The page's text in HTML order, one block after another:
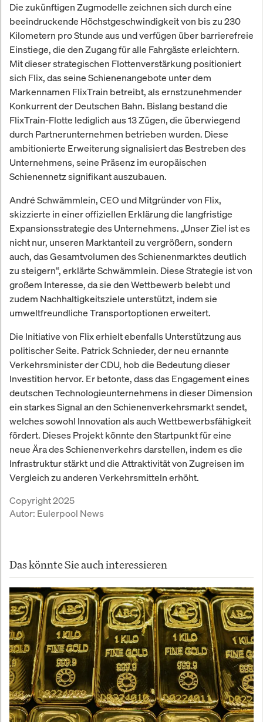
Die zukünftigen Zugmodelle zeichnen sich durch eine
beeindruckende Höchstgeschwindigkeit von bis zu 230
Kilometern pro Stunde aus und verfügen über barrierefreie
Einstiege, die den Zugang für alle Fahrgäste erleichtern.
Mit dieser strategischen Flottenverstärkung positioniert
sich Flix, das seine Schienenangebote unter dem
Markennamen FlixTrain betreibt, als ernstzunehmender
Konkurrent der Deutschen Bahn. Bislang bestand die
FlixTrain-Flotte lediglich aus 13 Zügen, die überwiegend
durch Partnerunternehmen betrieben wurden. Diese
ambitionierte Erweiterung signalisiert das Bestreben des
Unternehmens, seine Präsenz im europäischen
Schienennetz signifikant auszubauen.
André Schwämmlein, CEO und Mitgründer von Flix,
skizzierte in einer offiziellen Erklärung die langfristige
Expansionsstrategie des Unternehmens. „Unser Ziel ist es
nicht nur, unseren Marktanteil zu vergrößern, sondern
auch, das Gesamtvolumen des Schienenmarktes deutlich
zu steigern“, erklärte Schwämmlein. Diese Strategie ist von
großem Interesse, da sie den Wettbewerb belebt und
zudem Nachhaltigkeitsziele unterstützt, indem sie
umweltfreundliche Transportoptionen erweitert.
Die Initiative von Flix erhielt ebenfalls Unterstützung aus
politischer Seite. Patrick Schnieder, der neu ernannte
Verkehrsminister der CDU, hob die Bedeutung dieser
Investition hervor. Er betonte, dass das Engagement eines
deutschen Technologieunternehmens in dieser Dimension
ein starkes Signal an den Schienenverkehrsmarkt sendet,
welches sowohl Innovation als auch Wettbewerbsfähigkeit
fördert. Dieses Projekt könnte den Startpunkt für eine
neue Ära des Schienenverkehrs darstellen, indem es die
Infrastruktur stärkt und die Attraktivität von Zugreisen im
Vergleich zu anderen Verkehrsmitteln erhöht.
Copyright 2025
Autor: Eulerpool News
Das könnte Sie auch interessieren